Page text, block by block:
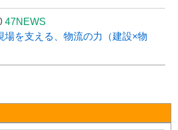
47NEWS
場を支える、物流の力（建設×物